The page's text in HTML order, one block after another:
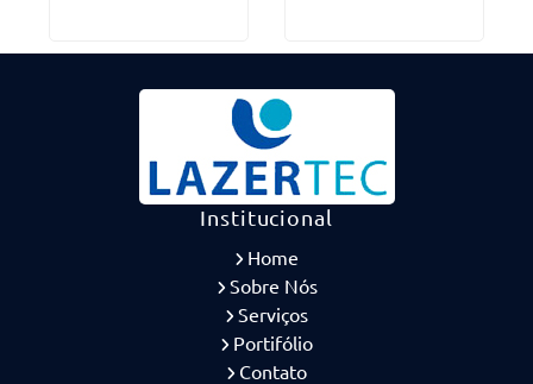
Institucional
Home
Sobre Nós
Serviços
Portifólio
Contato